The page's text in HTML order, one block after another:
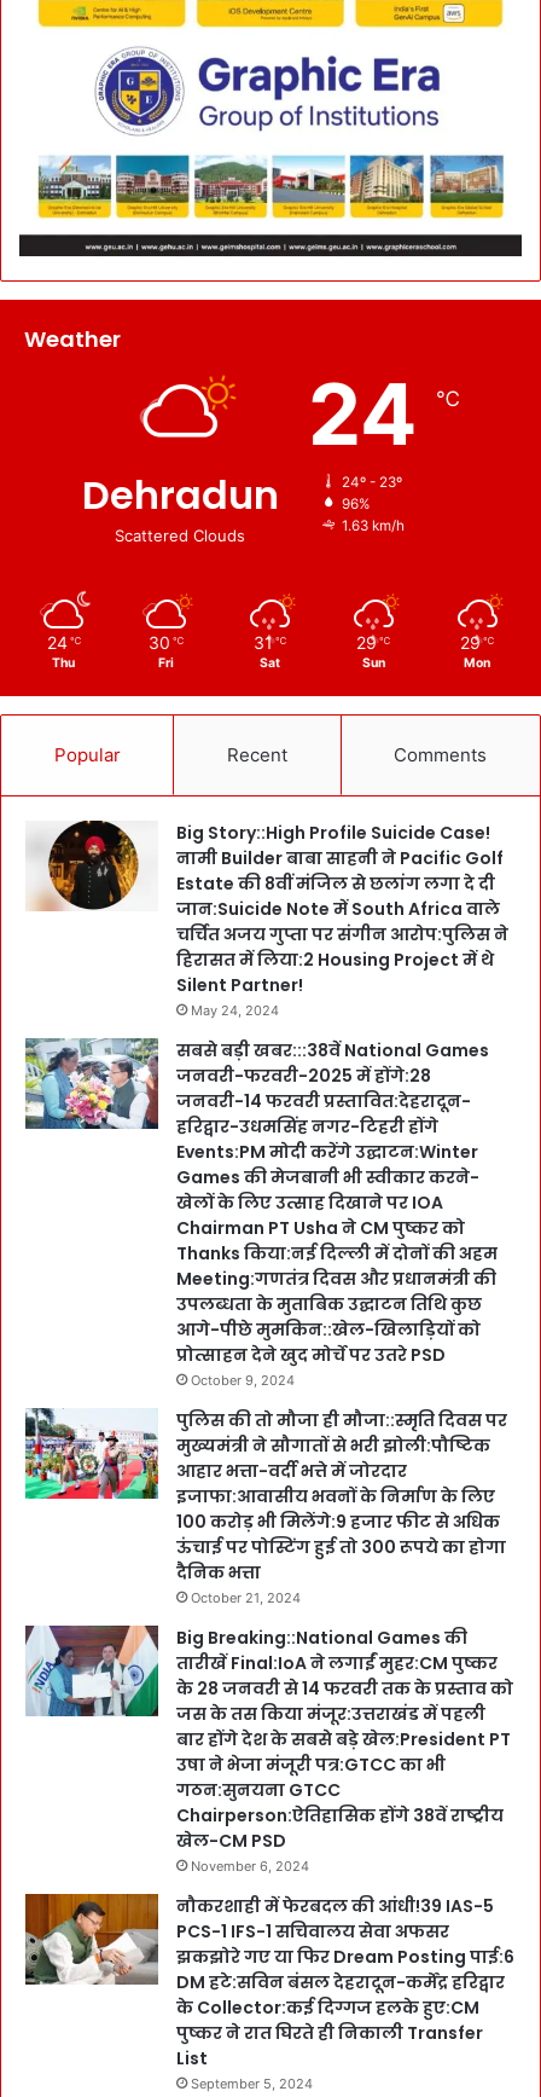
Weather
Dehradun
Scattered Clouds
24 ℃
24º - 23º
96%
1.63 km/h
24 ℃
Thu
30 ℃
Fri
31 ℃
Sat
29 ℃
Sun
29 ℃
Mon
Popular Recent Comments
Big Story::High Profile Suicide Case!
नामी Builder बाबा साहनी ने Pacific Golf
Estate की 8वीं मंजिल से छलांग लगा दे दी
जान:Suicide Note में South Africa वाले
चर्चित अजय गुप्ता पर संगीन आरोप:पुलिस ने
हिरासत में लिया:2 Housing Project में थे
Silent Partner!
May 24, 2024
सबसे बड़ी खबर:::38वें National Games
जनवरी-फरवरी-2025 में होंगे:28
जनवरी-14 फरवरी प्रस्तावित:देहरादून-
हरिद्वार-उधमसिंह नगर-टिहरी होंगे
Events:PM मोदी करेंगे उद्घाटन:Winter
Games की मेजबानी भी स्वीकार करने-
खेलों के लिए उत्साह दिखाने पर IOA
Chairman PT Usha ने CM पुष्कर को
Thanks किया:नई दिल्ली में दोनों की अहम
Meeting:गणतंत्र दिवस और प्रधानमंत्री की
उपलब्धता के मुताबिक उद्घाटन तिथि कुछ
आगे-पीछे मुमकिन::खेल-खिलाड़ियों को
प्रोत्साहन देने खुद मोर्चे पर उतरे PSD
October 9, 2024
पुलिस की तो मौजा ही मौजा::स्मृति दिवस पर
मुख्यमंत्री ने सौगातों से भरी झोली:पौष्टिक
आहार भत्ता-वर्दी भत्ते में जोरदार
इजाफा:आवासीय भवनों के निर्माण के लिए
100 करोड़ भी मिलेंगे:9 हजार फीट से अधिक
ऊंचाई पर पोस्टिंग हुई तो 300 रूपये का होगा
दैनिक भत्ता
October 21, 2024
Big Breaking::National Games की
तारीखें Final:IoA ने लगाईं मुहर:CM पुष्कर
के 28 जनवरी से 14 फरवरी तक के प्रस्ताव को
जस के तस किया मंजूर:उत्तराखंड में पहली
बार होंगे देश के सबसे बड़े खेल:President PT
उषा ने भेजा मंजूरी पत्र:GTCC का भी
गठन:सुनयना GTCC
Chairperson:ऐतिहासिक होंगे 38वें राष्ट्रीय
खेल-CM PSD
November 6, 2024
नौकरशाही में फेरबदल की आंधी!39 IAS-5
PCS-1 IFS-1 सचिवालय सेवा अफसर
झकझोरे गए या फिर Dream Posting पाई:6
DM हटे:सविन बंसल देहरादून-कर्मेंद्र हरिद्वार
के Collector:कई दिग्गज हलके हुए:CM
पुष्कर ने रात घिरते ही निकाली Transfer
List
September 5, 2024